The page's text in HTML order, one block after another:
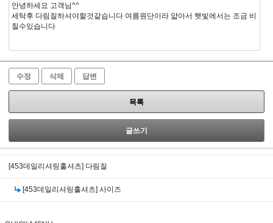
안녕하세요 고객님^^
세탁후 다림질하셔야할것같습니다 여름원단이라 얇아서 햇빛에서는 조금 비
칠수있습니다
수정 삭제 답변
목록
글쓰기
[453데일리셔링훌셔츠] 다림질
[453데일리셔링훌셔츠] 사이즈